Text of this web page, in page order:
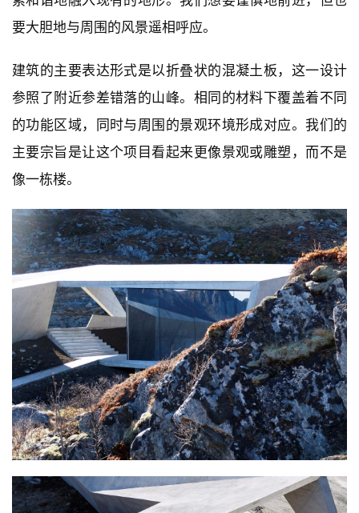
筑
计
内
设
计
城
市
与
景
登录 注册
通过在景观中引入各种元素，建筑师揭示了场地固有的
内在特征。我们希望这些元素被展示出来并逐渐地体验
它们，也鼓励对场地进行进一步的探索和体验。这些元
素和谐地融入现有的地形。我们想要谨慎地前进，但也
要大胆地与周围的风景遥相呼应。
建筑的主要表达形式是以折叠状的混凝土板，这一设计
参照了附近参差错落的山峰。相同的材料下覆盖着不同
的功能区域，同时与周围的景观环境形成对应。我们的
主要宗旨是让这个项目看起来更像景观或雕塑，而不是
像一栋楼。